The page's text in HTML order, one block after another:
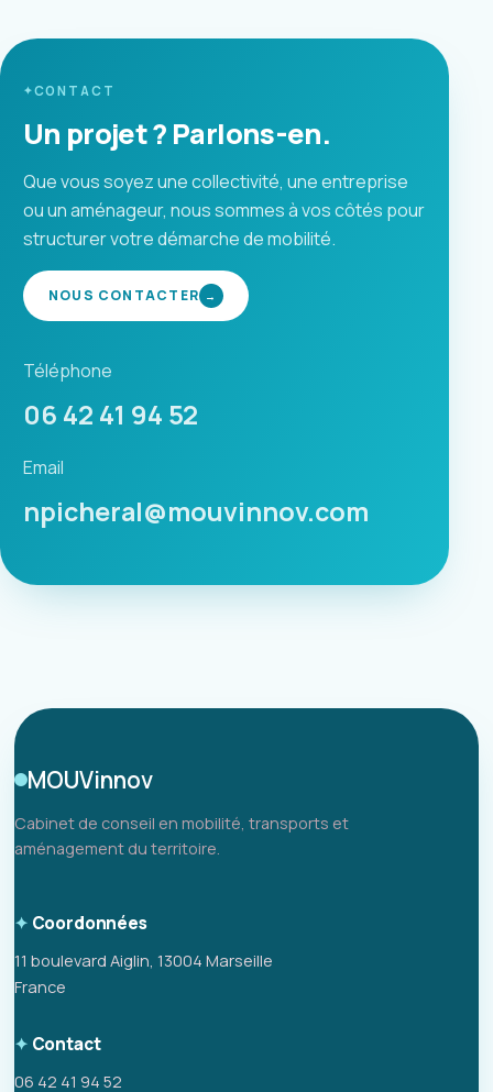
CONTACT
Un projet ? Parlons-en.
Que vous soyez une collectivité, une entreprise
ou un aménageur, nous sommes à vos côtés pour
structurer votre démarche de mobilité.
NOUS CONTACTER →
Téléphone
06 42 41 94 52
Email
npicheral@mouvinnov.com
MOUVinnov
Cabinet de conseil en mobilité, transports et
aménagement du territoire.
Coordonnées
11 boulevard Aiglin, 13004 Marseille
France
Contact
06 42 41 94 52